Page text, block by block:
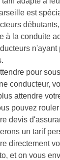
est
à la conduite
pour
conducteur,
attendre
pouvez
devis
un tarif
directement
et on vous